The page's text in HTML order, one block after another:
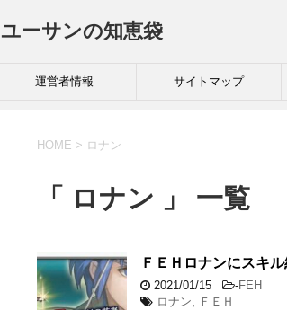
ユーサンの知恵袋
運営者情報 サイトマップ
HOME > ロナン
「 ロナン 」 一覧
ＦＥＨロナンにスキ
2021/01/15 -FEH
ロナン, ＦＥＨ